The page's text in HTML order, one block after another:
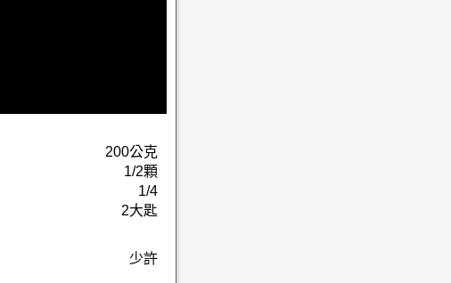
200公克
1/2顆
1/4
2大匙
少許